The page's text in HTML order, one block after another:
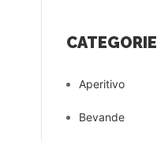
CATEGORIE
Aperitivo
Bevande